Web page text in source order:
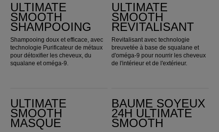
ULTIMATE
SMOOTH
SHAMPOOING
Shampooing doux et efficace, avec
technologie Purificateur de métaux
pour détoxifier les cheveux, du
squalane et oméga-9.
ULTIMATE
SMOOTH
REVITALISANT
Revitalisant avec technologie
breuvetée à base de squalane et
d'oméga-9 pour nourrir les cheveux
de l'intérieur et de l'extérieur.
ULTIMATE
SMOOTH
MASQUE
BAUME SOYEUX
24H ULTIMATE
SMOOTH